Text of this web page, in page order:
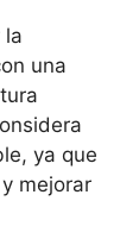
la
una
ya que
mejorar